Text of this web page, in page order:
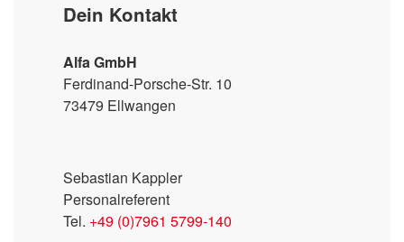
Dein Kontakt
Alfa GmbH
Ferdinand-Porsche-Str. 10
73479 Ellwangen
Sebastian Kappler
Personalreferent
Tel. +49 (0)7961 5799-140